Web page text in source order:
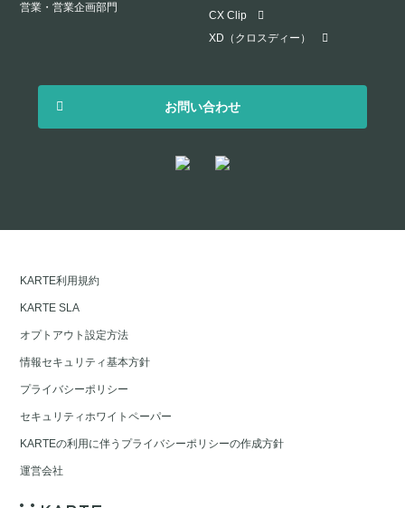
営業・営業企画部門
CX Clip
XD（クロスディー）
お問い合わせ
KARTE利用規約
KARTE SLA
オプトアウト設定方法
情報セキュリティ基本方針
プライバシーポリシー
セキュリティホワイトペーパー
KARTEの利用に伴うプライバシーポリシーの作成方針
運営会社